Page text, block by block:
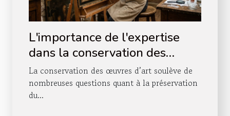
L'importance de l'expertise
dans la conservation des
œuvres d'art
La conservation des œuvres d’art soulève de
nombreuses questions quant à la préservation
du...